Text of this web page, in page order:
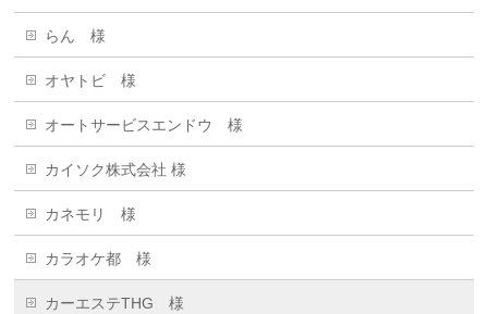
らん 様
オヤトビ 様
オートサービスエンドウ 様
カイソク株式会社 様
カネモリ 様
カラオケ都 様
カーエステTHG 様